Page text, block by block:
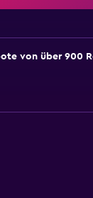
von über 900